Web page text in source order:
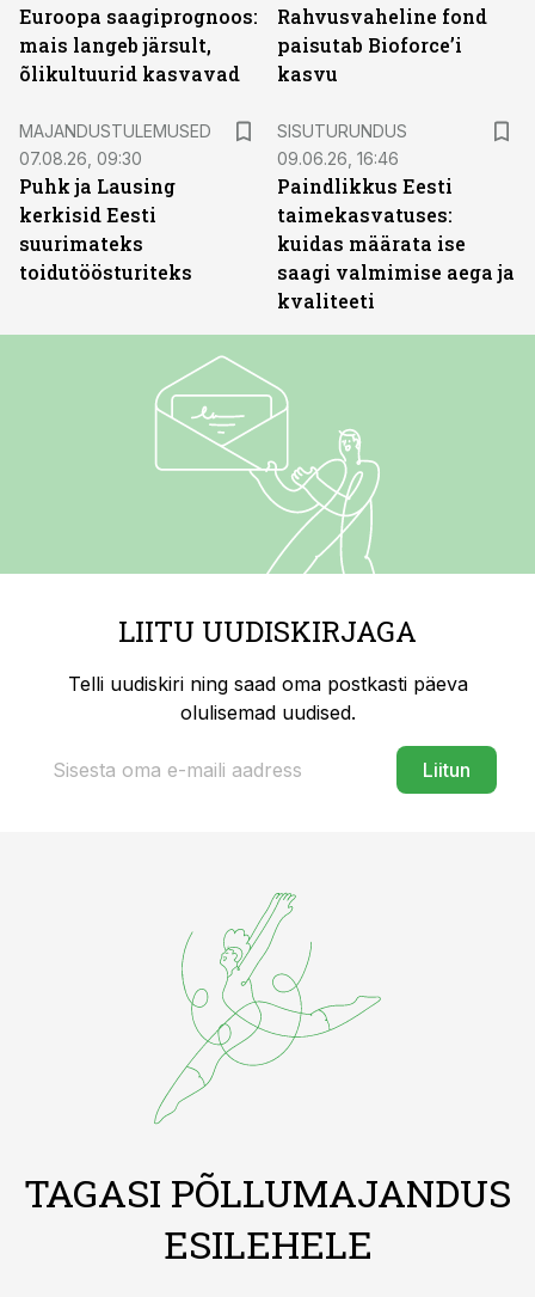
Euroopa saagiprognoos:
mais langeb järsult,
õlikultuurid kasvavad
Rahvusvaheline fond
paisutab Bioforce’i
kasvu
MAJANDUSTULEMUSED
07.08.26, 09:30
Puhk ja Lausing
kerkisid Eesti
suurimateks
toidutöösturiteks
SISUTURUNDUS
09.06.26, 16:46
Paindlikkus Eesti
taimekasvatuses:
kuidas määrata ise
saagi valmimise aega ja
kvaliteeti
LIITU UUDISKIRJAGA
Telli uudiskiri ning saad oma postkasti päeva
olulisemad uudised.
Liitun
TAGASI PÕLLUMAJANDUS
ESILEHELE